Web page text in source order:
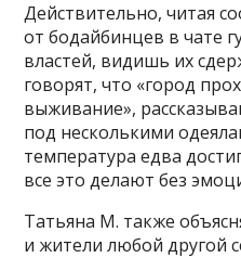
Действительно, читая
от бодайбинцев в чате
властей, видишь их
говорят, что «город
выживание»,
под несколькими
температура едва
все это делают без
Татьяна М. также
и жители любой другой